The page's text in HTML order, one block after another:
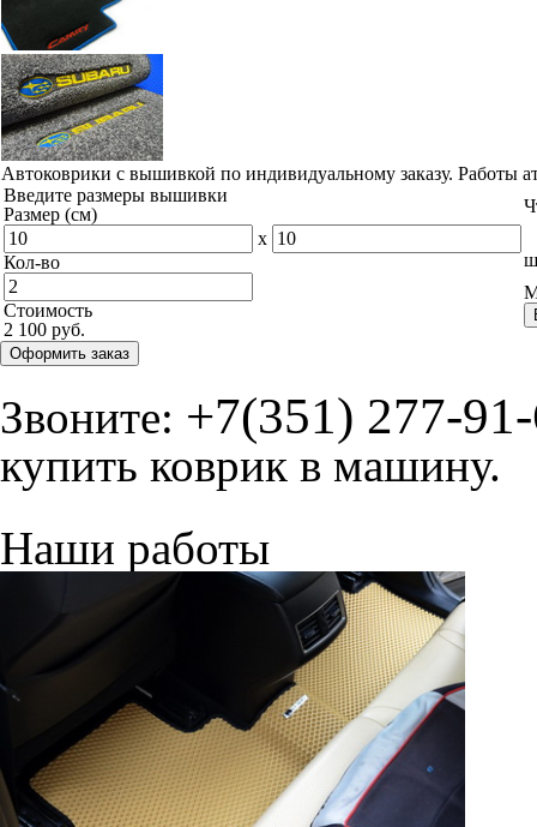
Автоковрики с вышивкой по индивидуальному заказу. Работы
Введите размеры вышивки
Размер (см)
x
Кол-во
Стоимость
2 100 руб.
Оформить заказ
Звоните: +7(351) 277-
купить коврик в машину.
Наши работы